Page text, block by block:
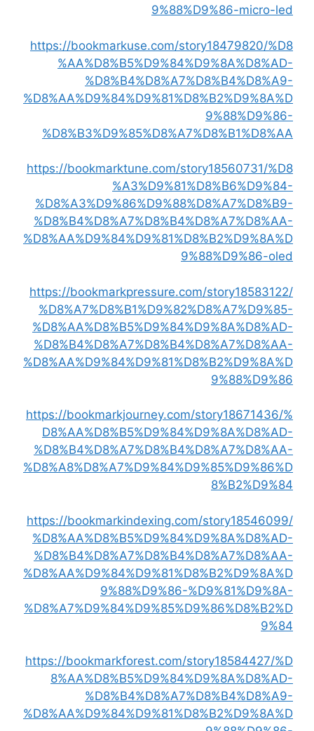
9%88%D9%86-micro-led
https://bookmarkuse.com/story18479820/%D8
%AA%D8%B5%D9%84%D9%8A%D8%AD-
%D8%B4%D8%A7%D8%B4%D8%A9-
%D8%AA%D9%84%D9%81%D8%B2%D9%8A%D
9%88%D9%86-
%D8%B3%D9%85%D8%A7%D8%B1%D8%AA
https://bookmarktune.com/story18560731/%D8
%A3%D9%81%D8%B6%D9%84-
%D8%A3%D9%86%D9%88%D8%A7%D8%B9-
%D8%B4%D8%A7%D8%B4%D8%A7%D8%AA-
%D8%AA%D9%84%D9%81%D8%B2%D9%8A%D
9%88%D9%86-oled
https://bookmarkpressure.com/story18583122/
%D8%A7%D8%B1%D9%82%D8%A7%D9%85-
%D8%AA%D8%B5%D9%84%D9%8A%D8%AD-
%D8%B4%D8%A7%D8%B4%D8%A7%D8%AA-
%D8%AA%D9%84%D9%81%D8%B2%D9%8A%D
9%88%D9%86
https://bookmarkjourney.com/story18671436/%
D8%AA%D8%B5%D9%84%D9%8A%D8%AD-
%D8%B4%D8%A7%D8%B4%D8%A7%D8%AA-
%D8%A8%D8%A7%D9%84%D9%85%D9%86%D
8%B2%D9%84
https://bookmarkindexing.com/story18546099/
%D8%AA%D8%B5%D9%84%D9%8A%D8%AD-
%D8%B4%D8%A7%D8%B4%D8%A7%D8%AA-
%D8%AA%D9%84%D9%81%D8%B2%D9%8A%D
9%88%D9%86-%D9%81%D9%8A-
%D8%A7%D9%84%D9%85%D9%86%D8%B2%D
9%84
https://bookmarkforest.com/story18584427/%D
8%AA%D8%B5%D9%84%D9%8A%D8%AD-
%D8%B4%D8%A7%D8%B4%D8%A9-
%D8%AA%D9%84%D9%81%D8%B2%D9%8A%D